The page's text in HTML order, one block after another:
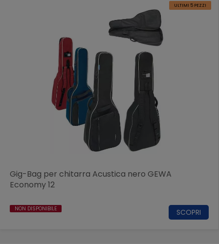
ULTIMI 5 PEZZI
Gig-Bag per chitarra Acustica nero GEWA
Economy 12
NON DISPONIBILE SCOPRI